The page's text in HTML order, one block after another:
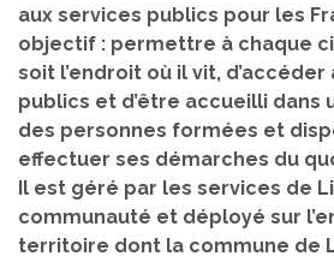
aux services publics pour les
objectif : permettre à chaque
soit l’endroit où il vit, d’accéder
publics et d’être accueilli dans
des personnes formées et
effectuer ses démarches du
Il est géré par les services de
communauté et déployé sur
territoire dont la commune de